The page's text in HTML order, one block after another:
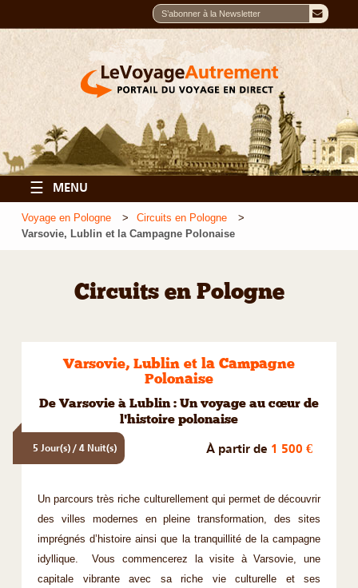
☰ MENU
Voyage en Pologne
Circuits en Pologne
Varsovie, Lublin et la Campagne Polonaise
Circuits en Pologne
Varsovie, Lublin et la Campagne
Polonaise
De Varsovie à Lublin : Un voyage au cœur de
l'histoire polonaise
5 Jour(s) / 4 Nuit(s) À partir de 1 500 €
Un parcours très riche culturellement qui permet de découvrir
des villes modernes en pleine transformation, des sites
imprégnés d’histoire ainsi que la tranquillité de la campagne
idyllique. Vous commencerez la visite à Varsovie, une
capitale vibrante avec sa riche vie culturelle et ses